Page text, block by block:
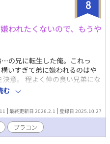
8
われたくないので、もうや
の兄に転生した俺。これっ
いすぎて弟に嫌われるのはや
意。 程よく仲の良い兄弟にな
やら弟の様子がおかしいよう
人作品 ※R18は保険
む
最終更新日 2026.2.1 登録日 2025.10.27
ブラコン